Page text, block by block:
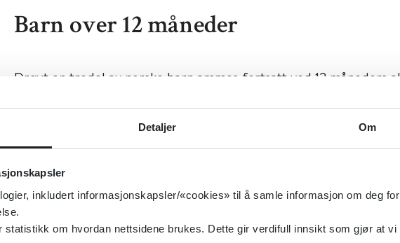
Detaljer Om
inkludert informasjonskapsler/«cookies» til å samle informasjon om deg
statistikk om hvordan nettsidene brukes. Dette gir verdifull innsikt som gjør at vi
Barn over 12 måneder
Drøyt en tredel av norske barn ammes fortsatt ved 12 måneders
til internasjonale retningslinjer bør kumelkallergiske barn få
barnet får tilstrekkelig jod, jern og vitamin B12 – les mer
undererstatningsprodukter.